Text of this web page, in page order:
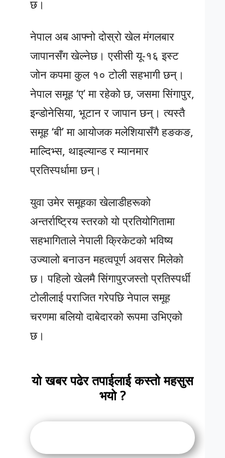
छ।
नेपाल अब आफ्नो दोस्रो खेल मंगलबार
जापानसँग खेल्नेछ। एसीसी यू-१६ इस्ट
जोन कपमा कुल १० टोली सहभागी छन्।
नेपाल समूह ‘ए’ मा रहेको छ, जसमा सिंगापुर,
इन्डोनेसिया, भूटान र जापान छन्। त्यस्तै
समूह ‘बी’ मा आयोजक मलेशियासँगै हङकङ,
माल्दिभ्स, थाइल्यान्ड र म्यानमार
प्रतिस्पर्धामा छन्।
युवा उमेर समूहका खेलाडीहरूको
अन्तर्राष्ट्रिय स्तरको यो प्रतियोगितामा
सहभागिताले नेपाली क्रिकेटको भविष्य
उज्यालो बनाउन महत्वपूर्ण अवसर मिलेको
छ। पहिलो खेलमै सिंगापुरजस्तो प्रतिस्पर्धी
टोलीलाई पराजित गरेपछि नेपाल समूह
चरणमा बलियो दाबेदारको रूपमा उभिएको
छ।
यो खबर पढेर तपाईलाई कस्तो महसुस
भयो ?